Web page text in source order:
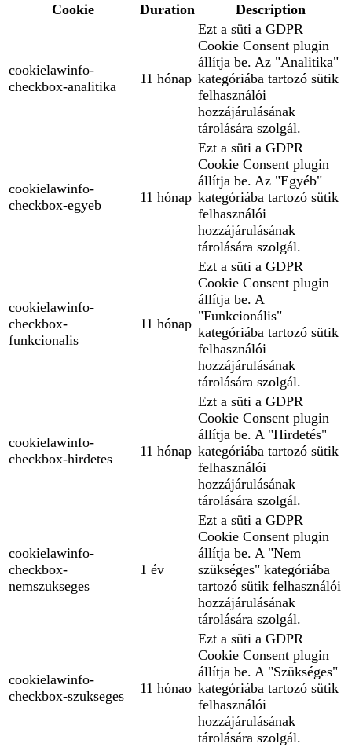
Cookie
Duration Description
cookielawinfo-
checkbox-analitika
11 hónap
Ezt a süti a GDPR
Cookie Consent plugin
állítja be. Az "Analitika"
kategóriába tartozó sütik
felhasználói
hozzájárulásának
tárolására szolgál.
cookielawinfo-
checkbox-egyeb
11 hónap
Ezt a süti a GDPR
Cookie Consent plugin
állítja be. Az "Egyéb"
kategóriába tartozó sütik
felhasználói
hozzájárulásának
tárolására szolgál.
cookielawinfo-
checkbox-
funkcionalis
11 hónap
Ezt a süti a GDPR
Cookie Consent plugin
állítja be. A
"Funkcionális"
kategóriába tartozó sütik
felhasználói
hozzájárulásának
tárolására szolgál.
cookielawinfo-
checkbox-hirdetes
11 hónap
Ezt a süti a GDPR
Cookie Consent plugin
állítja be. A "Hirdetés"
kategóriába tartozó sütik
felhasználói
hozzájárulásának
tárolására szolgál.
cookielawinfo-
checkbox-
nemszukseges
1 év
Ezt a süti a GDPR
Cookie Consent plugin
állítja be. A "Nem
szükséges" kategóriába
tartozó sütik felhasználói
hozzájárulásának
tárolására szolgál.
cookielawinfo-
checkbox-szukseges
11 hónao
Ezt a süti a GDPR
Cookie Consent plugin
állítja be. A "Szükséges"
kategóriába tartozó sütik
felhasználói
hozzájárulásának
tárolására szolgál.